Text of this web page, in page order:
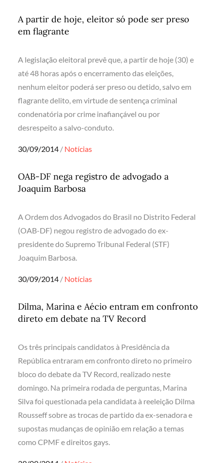
A partir de hoje, eleitor só pode ser preso
em flagrante
A legislação eleitoral prevê que, a partir de hoje (30) e
até 48 horas após o encerramento das eleições,
nenhum eleitor poderá ser preso ou detido, salvo em
flagrante delito, em virtude de sentença criminal
condenatória por crime inafiançável ou por
desrespeito a salvo-conduto.
Posted
30/09/2014 Notícias
OAB-DF nega registro de advogado a
Joaquim Barbosa
A Ordem dos Advogados do Brasil no Distrito Federal
(OAB-DF) negou registro de advogado do ex-
presidente do Supremo Tribunal Federal (STF)
Joaquim Barbosa.
Posted
30/09/2014 Notícias
Dilma, Marina e Aécio entram em confronto
direto em debate na TV Record
Os três principais candidatos à Presidência da
República entraram em confronto direto no primeiro
bloco do debate da TV Record, realizado neste
domingo. Na primeira rodada de perguntas, Marina
Silva foi questionada pela candidata à reeleição Dilma
Rousseff sobre as trocas de partido da ex-senadora e
supostas mudanças de opinião em relação a temas
como CPMF e direitos gays.